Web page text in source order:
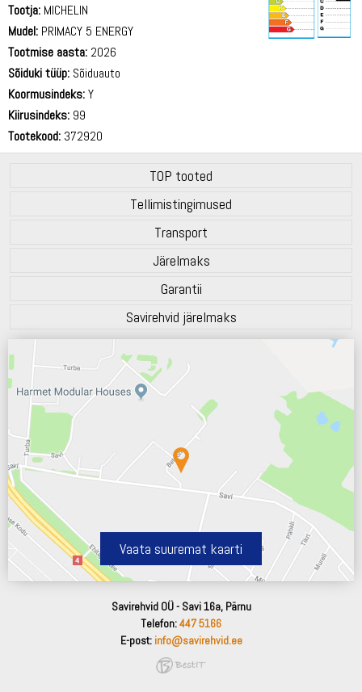
Tootja: MICHELIN
Mudel: PRIMACY 5 ENERGY
Tootmise aasta: 2026
Sõiduki tüüp: Sõiduauto
Koormusindeks:Y
Kiirusindeks: 99
Tootekood: 372920
TOP tooted
Tellimistingimused
Transport
Järelmaks
Garantii
Savirehvid järelmaks
Vaata suuremat kaarti
Savirehvid OÜ - Savi 16a, Pärnu
Telefon:447 5166
E-post: info@savirehvid.ee